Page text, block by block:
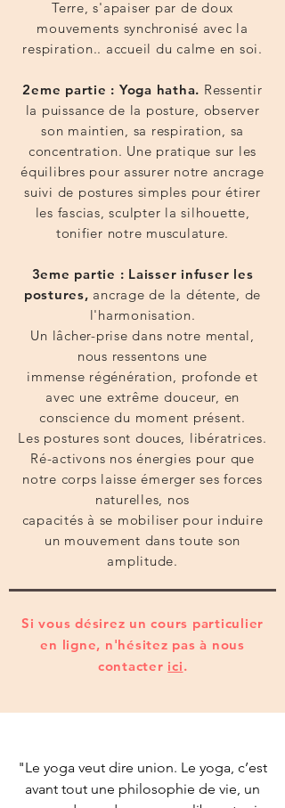
Terre, s'apaiser par de doux
mouvements synchronisé avec la
respiration.. accueil du calme en soi.
2eme partie : Yoga hatha. Ressentir
la puissance de la posture, observer
son maintien, sa respiration, sa
concentration. Une pratique sur les
équilibres pour assurer notre ancrage
suivi de postures simples pour étirer
les fascias, sculpter la silhouette,
tonifier notre musculature.
3eme partie : Laisser infuser les
postures, ancrage de la détente, de
l'harmonisation.
Un lâcher-prise dans notre mental,
nous ressentons une
immense régénération, profonde et
avec une extrême douceur, en
conscience du moment présent.
Les postures sont douces, libératrices.
Ré-activons nos énergies pour que
notre corps laisse émerger ses forces
naturelles, nos
capacités à se mobiliser pour induire
un mouvement dans toute son
amplitude.
Si vous désirez un cours particulier
en ligne, n'hésitez pas à nous
contacter ici.
"Le yoga veut dire union. Le yoga, c’est
avant tout une philosophie de vie, un